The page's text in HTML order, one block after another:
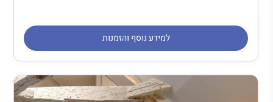
למידע נוסף והזמנות